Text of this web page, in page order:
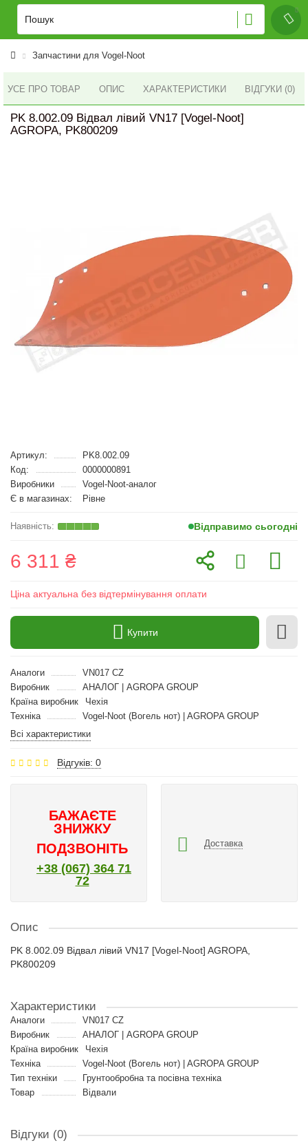
Запчастини для Vogel-Noot
УСЕ ПРО ТОВАР ОПИС ХАРАКТЕРИСТИКИ ВІДГУКИ (0)
PK 8.002.09 Відвал лівий VN17 [Vogel-Noot]
AGROPA, PK800209
Артикул:
PK8.002.09
Код:
0000000891
Виробники
Vogel-Noot-аналог
Є в магазинах:
Рівне
Відправимо сьогодні
6 311 ₴
Ціна актуальна без відтермінування оплати
Купити
Аналоги
VN017 CZ
Виробник
АНАЛОГ | AGROPA GROUP
Країна виробник
Чехія
Техніка
Vogel-Noot (Вогель нот) | AGROPA GROUP
Всі характеристики
Відгуків: 0
БАЖАЄТЕ
ЗНИЖКУ
ПОДЗВОНІТЬ
+38 (067) 364 71
72
Доставка
Опис
PK 8.002.09 Відвал лівий VN17 [Vogel-Noot] AGROPA,
PK800209
Характеристики
Аналоги
VN017 CZ
Виробник
АНАЛОГ | AGROPA GROUP
Країна виробник
Чехія
Техніка
Vogel-Noot (Вогель нот) | AGROPA GROUP
Тип техніки
Грунтообробна та посівна техніка
Товар
Відвали
Відгуки (0)